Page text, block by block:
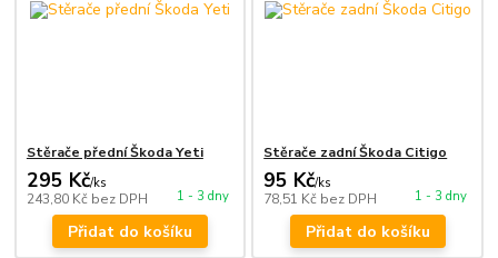
Stěrače přední Škoda Yeti
295 Kč/ks
243,80 Kč bez DPH 1 - 3 dny
Přidat do košíku
Stěrače zadní Škoda Citigo
95 Kč/ks
78,51 Kč bez DPH 1 - 3 dny
Přidat do košíku